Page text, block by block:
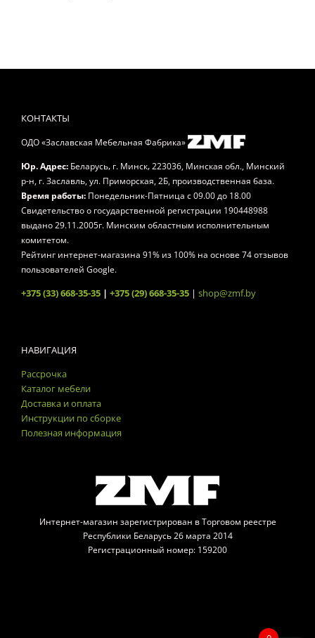
КОНТАКТЫ
ОДО «Заславская Мебельная Фабрика»
Юр. Адрес: Беларусь, г. Минск,223036, Минская обл., Минский
р-н, г. Заславль, ул. Приморская, 2Б, производственная база.
Время работы: Понедельник-Пятница с 09.00 до 18.00
Свидетельство о государственной регистрации 190448988
выдано 29.11.2005г. Минским областным исполнительным
комитетом.
Рейтинг интернет-магазина 91% из 100% на основе74отзывов
пользователей Google.
+375 (33) 668-35-35 | +375 (29) 668-35-35 | shop@zmf.by
НАВИГАЦИЯ
Рассрочка
Каталог мебели
Доставка и оплата
Инструкции по сборке
Полезная информация
Интернет-магазин зарегистрирован в Торговом реестре
Республики Беларусь 26 марта 2014
Регистрационный номер: 159200